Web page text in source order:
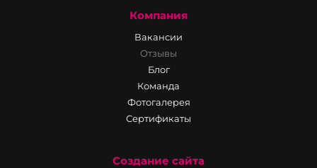
Компания
Вакансии
Отзывы
Блог
Команда
Фотогалерея
Сертификаты
Создание сайта